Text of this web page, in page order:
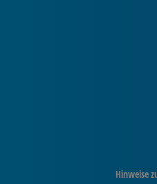
Hinweise